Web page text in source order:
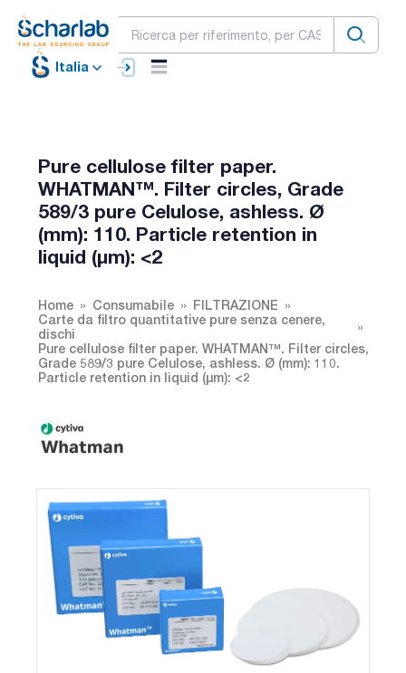
Italia
Pure cellulose filter paper.
WHATMAN™. Filter circles, Grade
589/3 pure Celulose, ashless. Ø
(mm): 110. Particle retention in
liquid (µm): <2
Home Consumabile
FILTRAZIONE
Carte da filtro quantitative pure senza cenere,
dischi
Pure cellulose filter paper. WHATMAN™. Filter circles,
Grade 589/3 pure Celulose, ashless. Ø (mm): 110.
Particle retention in liquid (µm): <2